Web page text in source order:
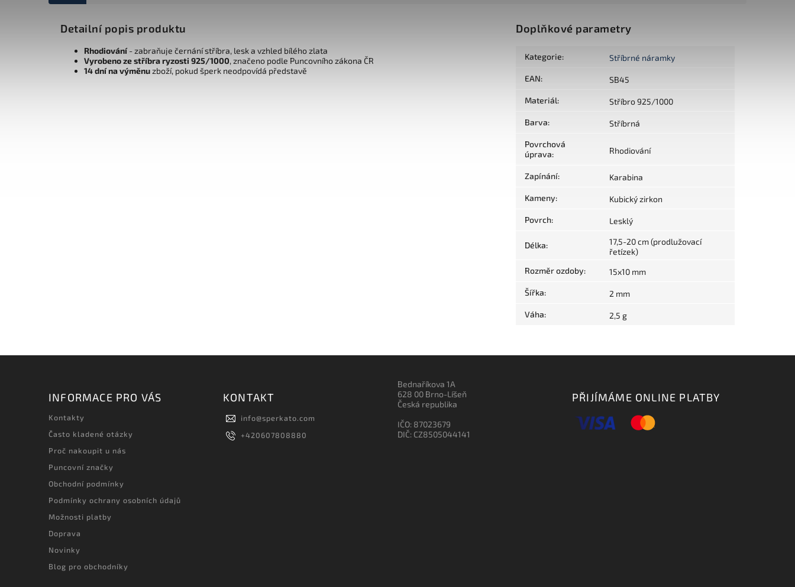
Detailní popis produktu
Rhodiování- zabraňuje černání stříbra, lesk a vzhled bílého zlata
Vyrobeno ze stříbra ryzosti 925/1000, značeno podle Puncovního zákona ČR
14 dní na výměnuzboží, pokud šperk neodpovídá představě
Doplňkové parametry
Kategorie: Stříbrné náramky
EAN: SB45
Materiál: Stříbro 925/1000
Barva: Stříbrná
Povrchová
úprava: Rhodiování
Zapínání: Karabina
Kameny: Kubický zirkon
Povrch: Lesklý
Délka:
17,5-20 cm (prodlužovací
řetízek)
Rozměr ozdoby: 15x10 mm
Šířka: 2 mm
Váha: 2,5 g
INFORMACE PRO VÁS
Kontakty
Často kladené otázky
Proč nakoupit u nás
Puncovní značky
Obchodní podmínky
Podmínky ochrany osobních údajů
Možnosti platby
Doprava
Novinky
Blog pro obchodníky
KONTAKT
info@sperkato.com
+420607808880
Bednaříkova 1A
628 00 Brno-Líšeň
Česká republika
IČO: 87023679
DIČ: CZ8505044141
PŘIJÍMÁME ONLINE PLATBY